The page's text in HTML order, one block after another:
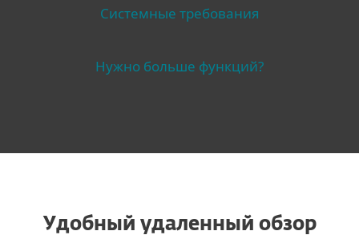
Системные требования
Нужно больше функций?
Удобный удаленный обзор